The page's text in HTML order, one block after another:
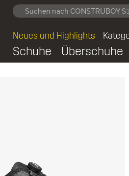
Neues und Highlights
Schuhe Überschuhe